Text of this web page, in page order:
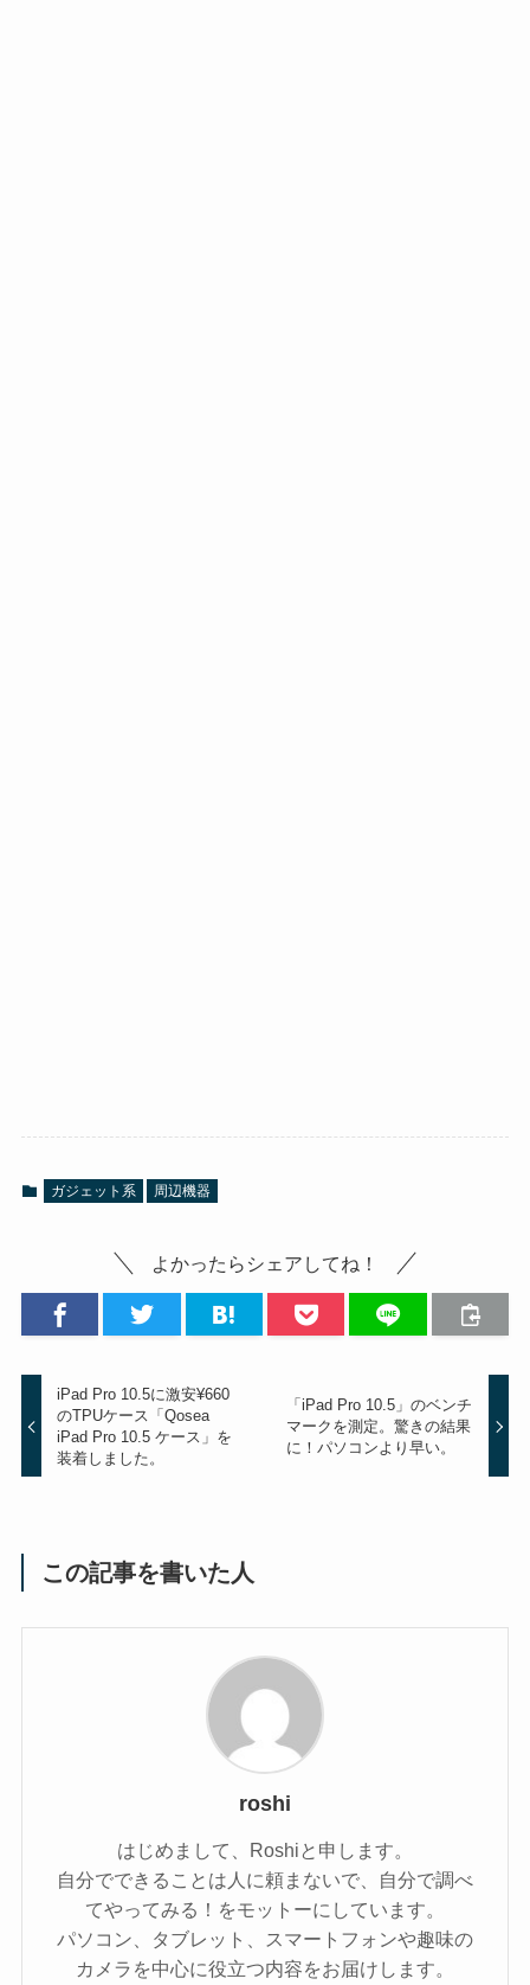
ガジェット系 周辺機器
よかったらシェアしてね！
iPad Pro 10.5に激安¥660
のTPUケース「Qosea
iPad Pro 10.5 ケース」を
装着しました。
「iPad Pro 10.5」のベンチ
マークを測定。驚きの結果
に！パソコンより早い。
この記事を書いた人
roshi
はじめまして、Roshiと申します。
自分でできることは人に頼まないで、自分で調べ
てやってみる！をモットーにしています。
パソコン、タブレット、スマートフォンや趣味の
カメラを中心に役立つ内容をお届けします。